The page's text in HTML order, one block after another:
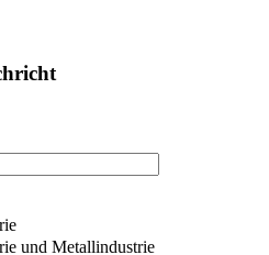
und Metallindustrie